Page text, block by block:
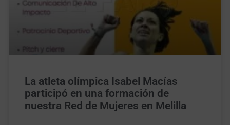
La atleta olímpica Isabel Macías
participó en una formación de
nuestra Red de Mujeres en Melilla